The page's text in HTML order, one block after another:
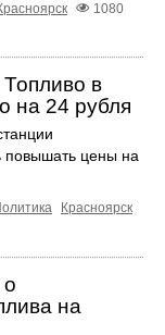
1080
в
на 24 рубля
повышать цены на
Красноярск
о
на